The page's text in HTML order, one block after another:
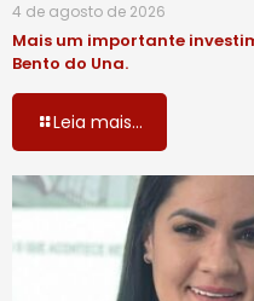
4 de agosto de 2026
Mais um importante
Bento do Una.
Leia mais...